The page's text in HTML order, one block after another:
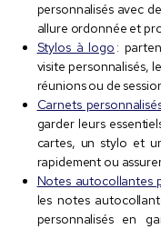
personnalisés avec
allure ordonnée et
Stylos à logo :
visite personnalisés,
réunions ou de
Carnets
garder leurs
cartes, un stylo et
rapidement ou
Notes autocollantes
les notes
personnalisés en